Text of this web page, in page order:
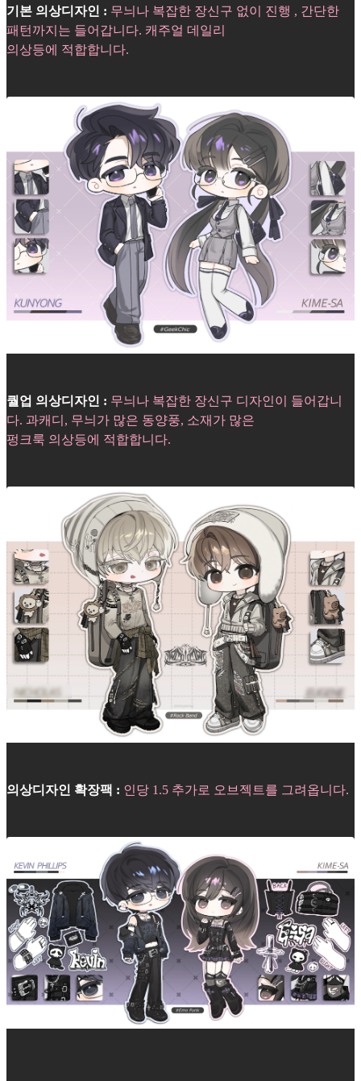
기본 의상디자인 : 무늬나 복잡한 장신구 없이 진행 , 간단한
패턴까지는 들어갑니다. 캐주얼 데일리
의상등에 적합합니다.
퀄업 의상디자인 : 무늬나 복잡한 장신구 디자인이 들어갑니
다. 과캐디, 무늬가 많은 동양풍, 소재가 많은
펑크룩 의상등에 적합합니다.
의상디자인 확장팩 : 인당 1.5 추가로 오브젝트를 그려옵니다.